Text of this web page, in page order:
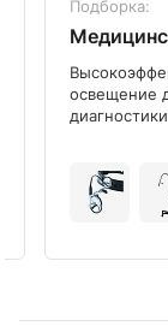
Подборка:
освещение